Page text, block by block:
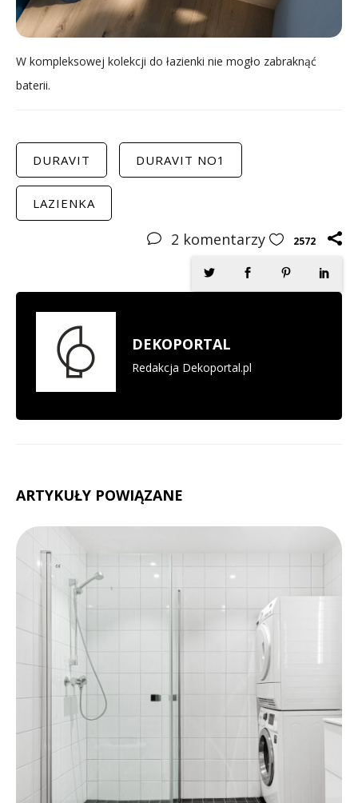
W kompleksowej kolekcji do łazienki nie mogło zabraknąć
baterii.
DURAVIT DURAVIT NO1
LAZIENKA
2 komentarzy 2572
DEKOPORTAL
Redakcja Dekoportal.pl
ARTYKUŁY POWIĄZANE